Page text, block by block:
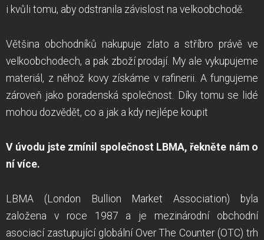
i kvůli tomu, aby odstranila závislost na velkoobchodě.
Většina obchodníků nakupuje zlato a stříbro právě ve
velkoobchodech, a pak zboží prodají. My ale vykupujeme
materiál, z něhož kovy získáme v rafinerii. A fungujeme
zároveň jako poradenská společnost. Díky tomu se lidé
mohou dozvědět, co a jak a kdy nejlépe koupit
V úvodu jste zmínil společnost LBMA, řekněte nám o
ní více.
LBMA (London Bullion Market Association) byla
založena v roce 1987 a je mezinárodní obchodní
asociací zastupující globální Over The Counter (OTC) trh